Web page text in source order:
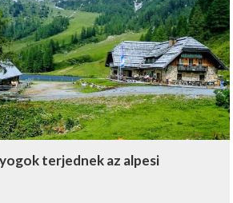
terjednek az alpesi